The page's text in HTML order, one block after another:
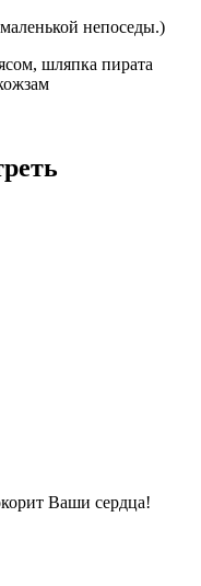
непоседы.)
шляпка пирата
Ваши сердца!